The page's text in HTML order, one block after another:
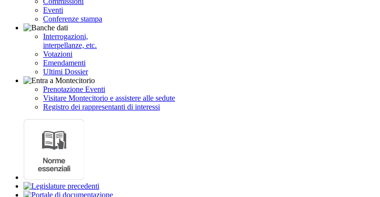
Eventi
Conferenze stampa
Interrogazioni,
interpellanze, etc.
Votazioni
Emendamenti
Ultimi Dossier
Prenotazione Eventi
Visitare Montecitorio e assistere alle sedute
Registro dei rappresentanti di interessi